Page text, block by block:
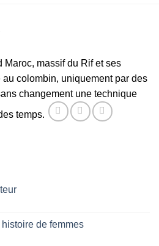
Maroc, massif du Rif et ses
colombin, uniquement par des
changement une technique
temps.
de femmes